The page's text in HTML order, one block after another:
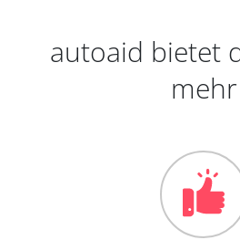
autoaid bietet
mehr